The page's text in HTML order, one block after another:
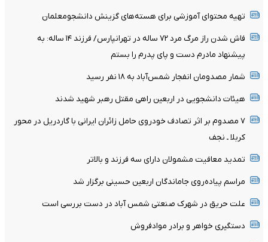
تهیه محتوای آموزشی برای هسته‌های گزینش دانشجومعلمان
فاش شدن راز مرگ مرد ۷۲ ساله در تهرانپارس/ فرزند ۱۴ ساله: به
پیشنهاد مادرم دست و پای پدرم را بستم
شمار مصدومان انفجار شمس‌آباد به ۱۸ نفر رسید
هیئات دانشجویی در اربعین راهی مقتل رهبر شهید شدند
۷ مصدوم بر اثر تصادف خودروی حامل زائران ایرانی با گاردریل در محور
کربلا ـ نجف
تمدید معافیت مشمولان دارای سه فرزند و بالا‌تر
مراسم پیاده‌روی جاماندگان اربعین حسینی برگزار شد
علت حریق در شهرک صنعتی شمس آباد در دست بررسی است
دستگیری خواهر و برادر موادفروش